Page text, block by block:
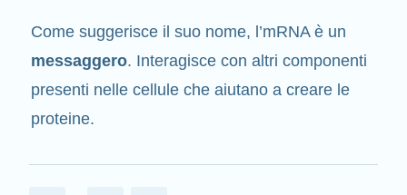
Come suggerisce il suo nome, l’mRNA è un
messaggero. Interagisce con altri componenti
presenti nelle cellule che aiutano a creare le
proteine.